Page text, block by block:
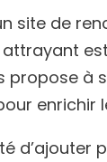
site de
propose à
enrichir
d’ajouter